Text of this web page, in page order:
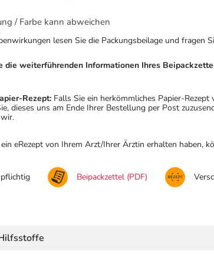
/ Farbe kann abweichen
lesen Sie die Packungsbeilage und fragen
die weiterführenden Informationen Ihres
Rezept: Falls Sie ein herkömmliches Papier-
dieses uns am Ende Ihrer Bestellung per Post
eRezept von Ihrem Arzt/Ihrer Ärztin erhalten haben,
Beipackzettel (PDF)